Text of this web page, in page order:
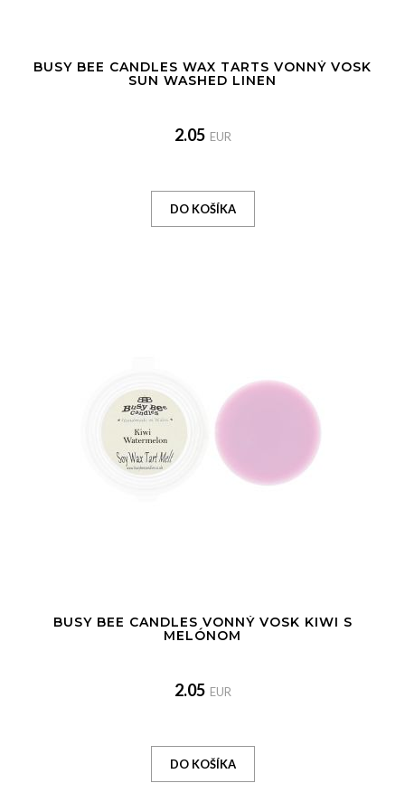
BUSY BEE CANDLES WAX TARTS VONNÝ VOSK
SUN WASHED LINEN
2.05 EUR
BUSY BEE CANDLES VONNÝ VOSK KIWI S
MELÓNOM
2.05 EUR